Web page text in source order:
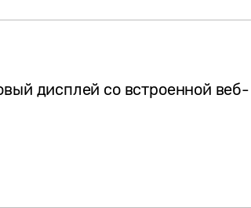
дисплей со встроенной веб-